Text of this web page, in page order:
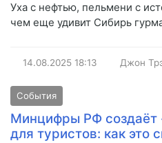
Уха с нефтью, пельмени с
чем еще удивит Сибирь
14.08.2025 18:13 Джон
События
Минцифры РФ создаёт
для туристов: как это